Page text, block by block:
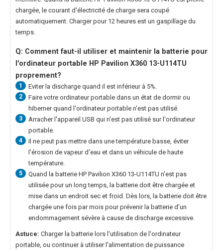
chargée, le courant d'électricité de charge sera coupé
automatiquement. Charger pour 12 heures est un gaspillage du
temps.
Q: Comment faut-il utiliser et maintenir la batterie pour
l'ordinateur portable HP Pavilion X360 13-U114TU
proprement?
1 Eviter la discharge quand il est inférieur à 5%.
2
Faire votre ordinateur portable dans un état de dormir ou
hiberner quand l'ordinateur portable n'est pas utilisé.
3
Arracher l'appareil USB qui n'est pas utilisé sur l'ordinateur
portable.
4
Il ne peut pas mettre dans une température basse, éviter
l'érosion de vapeur d'eau et dans un véhicule de haute
température.
5 Quand la batterie HP Pavilion X360 13-U114TU n'est pas
utilisée pour un long temps, la batterie doit être chargée et
mise dans un endroit sec et froid. Dès lors, la batterie doit être
chargée une fois par mois pour prévenir la batterie d'un
endommagement sévère à cause de discharge excessive.
Astuce: Charger la batterie lors l'utilisation de l'ordinateur
portable, ou continuer à utiliser l'alimentation de puissance